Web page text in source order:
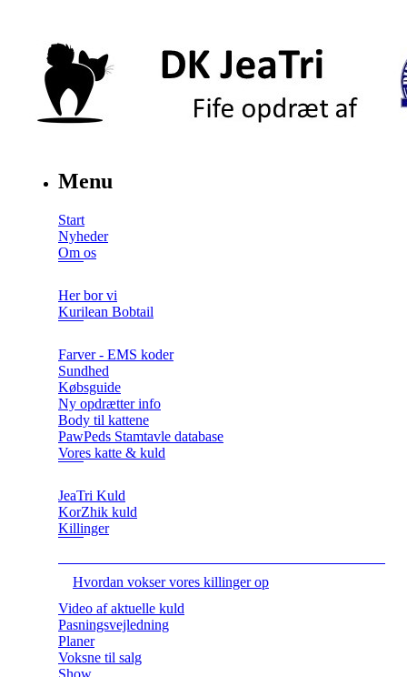
Menu
Start
Nyheder
Om os
Her bor vi
Kurilean Bobtail
Farver - EMS koder
Sundhed
Købsguide
Ny opdrætter info
Body til kattene
PawPeds Stamtavle database
Vores katte & kuld
JeaTri Kuld
KorZhik kuld
Killinger
Hvordan vokser vores killinger op
Video af aktuelle kuld
Pasningsvejledning
Planer
Voksne til salg